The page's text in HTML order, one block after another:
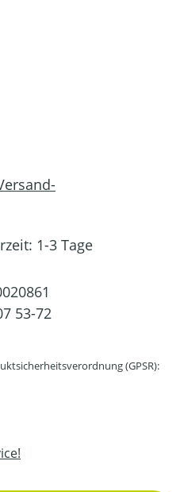
1-3 Tage
53-72
(GPSR):